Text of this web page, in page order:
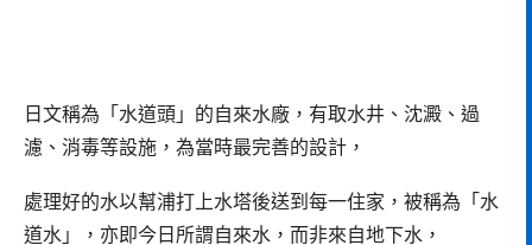
日文稱為「水道頭」的自來水廠，有取水井、沈澱、過
濾、消毒等設施，為當時最完善的設計，
處理好的水以幫浦打上水塔後送到每一住家，被稱為「水
道水」，亦即今日所謂自來水，而非來自地下水，